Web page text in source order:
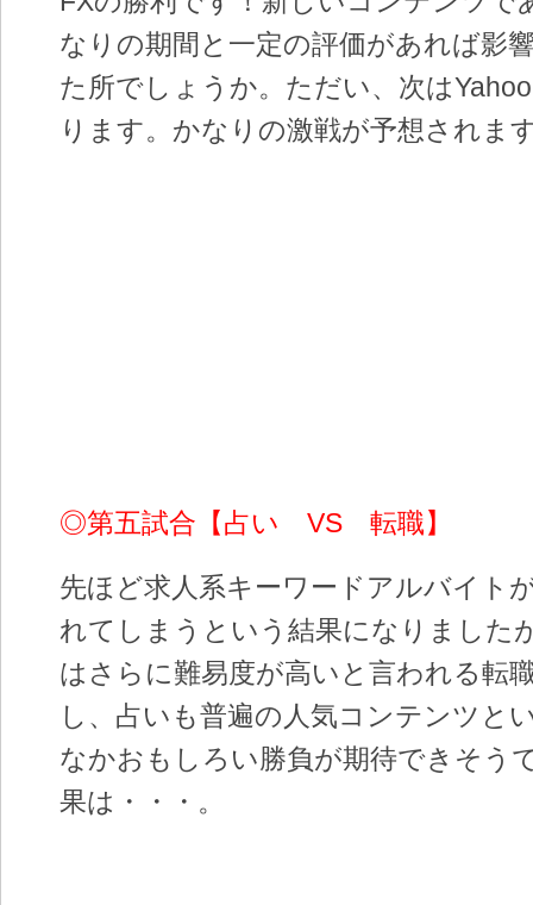
なりの期間と一定の評価があれば影
た所でしょうか。ただい、次は
ります。かなりの激戦が予想されま
◎第五試合【占い VS 転職】
先ほど求人系キーワードアルバイト
れてしまうという結果になりました
はさらに難易度が高いと言われる転
し、占いも普遍の人気コンテンツと
なかおもしろい勝負が期待できそう
果は・・・。